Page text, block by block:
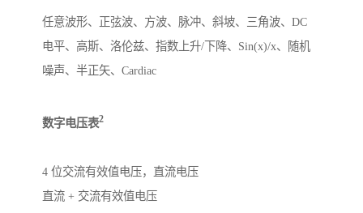
任意波形、正弦波、方波、脉冲、斜坡、三角波、DC
电平、高斯、洛伦兹、指数上升/下降、Sin(x)/x、随机
噪声、半正矢、Cardiac
数字电压表2
4 位交流有效值电压，直流电压
直流 + 交流有效值电压